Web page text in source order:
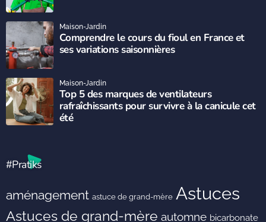
Comprendre le cours du fioul en France et
ses variations saisonnières
Maison-Jardin
Top 5 des marques de ventilateurs
rafraîchissants pour survivre à la canicule cet
été
Maison-Jardin
#Pratiks
aménagement astuce de grand-mère Astuces
Astuces de grand-mère automne bicarbonate